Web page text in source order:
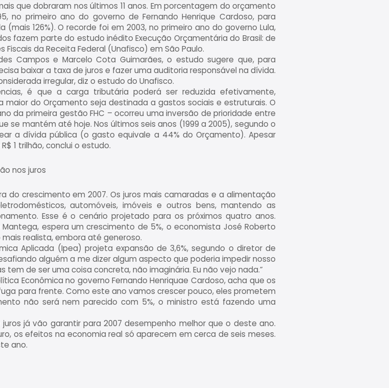
que dobraram nos últimos 11 anos. Em porcentagem do orçamento
no primeiro ano do governo de Fernando Henrique Cardoso, para
126%). O recorde foi em 2003, no primeiro ano do governo Lula,
fazem parte do estudo inédito Execução Orçamentária do Brasil: de
Fiscais da Receita Federal (Unafisco) em São Paulo.
Campos e Marcelo Cota Guimarães, o estudo sugere que, para
baixar a taxa de juros e fazer uma auditoria responsável na dívida.
irregular, diz o estudo do Unafisco.
é que a carga tributária poderá ser reduzida efetivamente,
do Orçamento seja destinada a gastos sociais e estruturais. O
da primeira gestão FHC – ocorreu uma inversão de prioridade entre
se mantém até hoje. Nos últimos seis anos (1999 a 2005), segundo o
a dívida pública (o gasto equivale a 44% do Orçamento). Apesar
1 trilhão, conclui o estudo.
nos juros
do crescimento em 2007. Os juros mais camaradas e a alimentação
automóveis, imóveis e outros bens, mantendo as
Esse é o cenário projetado para os próximos quatro anos.
espera um crescimento de 5%, o economista José Roberto
mais realista, embora até generoso.
Aplicada (Ipea) projeta expansão de 3,6%, segundo o diretor de
alguém a me dizer algum aspecto que poderia impedir nosso
tem de ser uma coisa concreta, não imaginária. Eu não vejo nada.”
Econômica no governo Fernando Henriquae Cardoso, acha que os
para frente. Como este ano vamos crescer pouco, eles prometem
não será nem parecido com 5%, o ministro está fazendo uma
já vão garantir para 2007 desempenho melhor que o deste ano.
os efeitos na economia real só aparecem em cerca de seis meses.
ano.